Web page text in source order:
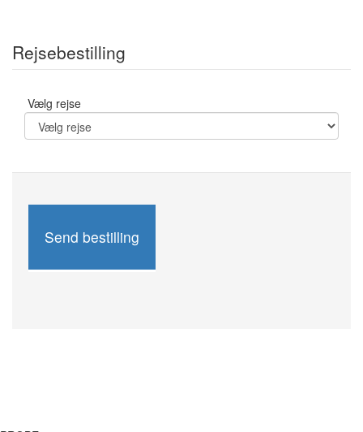
Rejsebestilling
Vælg rejse
Send bestilling